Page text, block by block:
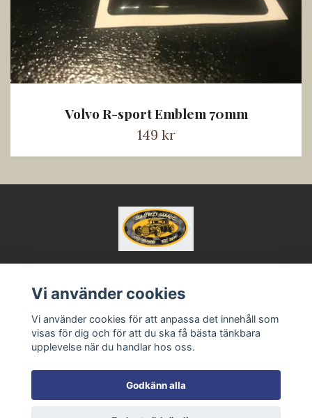
Volvo R-sport Emblem 70mm
149 kr
Kontakt
Köpvillkor
Vi använder cookies
Vi använder cookies för att anpassa det innehåll som
visas för dig och för att du ska få bästa tänkbara
upplevelse när du handlar hos oss.
Godkänn alla